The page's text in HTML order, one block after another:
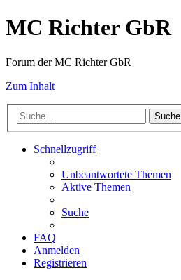
MC Richter GbR
Forum der MC Richter GbR
Zum Inhalt
Suche
Schnellzugriff
Unbeantwortete Themen
Aktive Themen
Suche
FAQ
Anmelden
Registrieren